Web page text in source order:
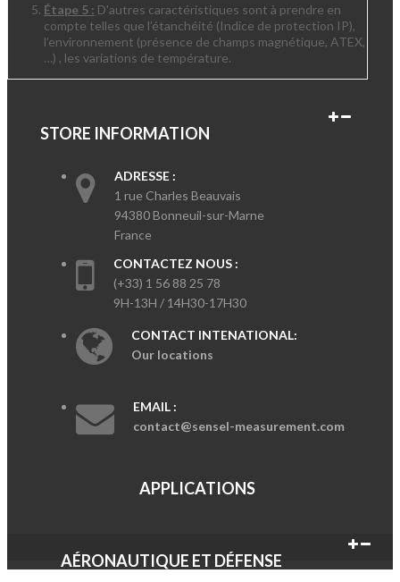
Étape 5 : D'autres caractéristiques sont à prendre en
compte telles que l’étanchéité (Indice de protection IP),
l’environnement (présence de champs magnétique, ATEX,
…) , les variations de température.
STORE INFORMATION
ADRESSE :
1 rue Charles Beauvais
94380 Bonneuil-sur-Marne
France
CONTACTEZ NOUS :
(+33) 1 56 88 25 78
9H-13H / 14H30-17H30
CONTACT INTENATIONAL:
Our locations
EMAIL :
contact@sensel-measurement.com
APPLICATIONS
AÉRONAUTIQUE ET DÉFENSE